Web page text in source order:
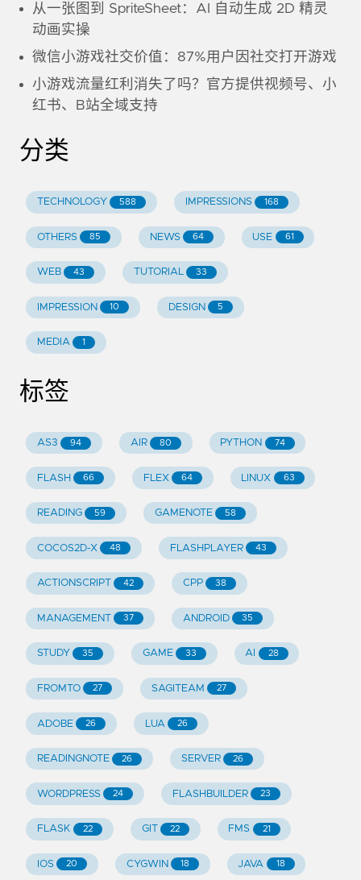
从一张图到 SpriteSheet：AI 自动生成 2D 精灵
动画实操
微信小游戏社交价值：87%用户因社交打开游戏
小游戏流量红利消失了吗？官方提供视频号、小
红书、B站全域支持
分类
TECHNOLOGY 588 IMPRESSIONS 168
OTHERS 85 NEWS 64 USE 61
WEB 43 TUTORIAL 33
IMPRESSION 10 DESIGN 5
MEDIA 1
标签
AS3 94 AIR 80 PYTHON 74
FLASH 66 FLEX 64 LINUX 63
READING 59 GAMENOTE 58
COCOS2D-X 48 FLASHPLAYER 43
ACTIONSCRIPT 42 CPP 38
MANAGEMENT 37 ANDROID 35
STUDY 35 GAME 33 AI 28
FROMTO 27 SAGITEAM 27
ADOBE 26 LUA 26
READINGNOTE 26 SERVER 26
WORDPRESS 24 FLASHBUILDER 23
FLASK 22 GIT 22 FMS 21
IOS 20 CYGWIN 18 JAVA 18